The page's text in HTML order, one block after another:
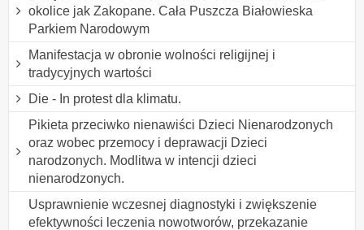
okolice jak Zakopane. Cała Puszcza Białowieska
Parkiem Narodowym
Manifestacja w obronie wolności religijnej i
tradycyjnych wartości
Die - In protest dla klimatu.
Pikieta przeciwko nienawiści Dzieci Nienarodzonych
oraz wobec przemocy i deprawacji Dzieci
narodzonych. Modlitwa w intencji dzieci
nienarodzonych.
Usprawnienie wczesnej diagnostyki i zwiększenie
efektywności leczenia nowotworów, przekazanie